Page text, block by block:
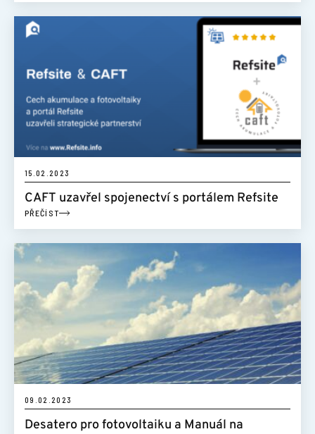
15.02.2023
CAFT uzavřel spojenectví s portálem Refsite
PŘEČÍST
09.02.2023
Desatero pro fotovoltaiku a Manuál na